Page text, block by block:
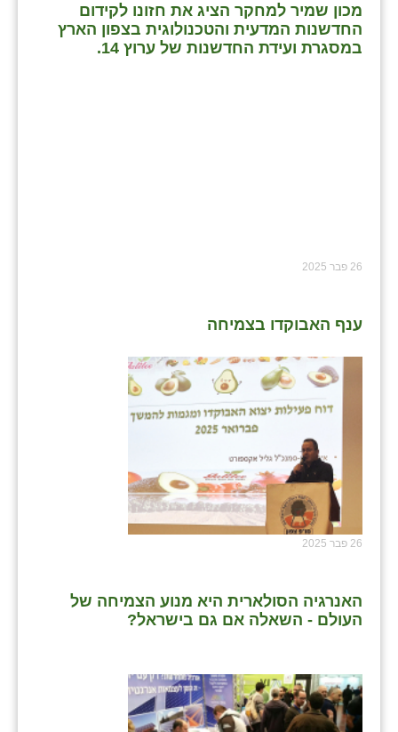
מכון שמיר למחקר הציג את חזונו לקידום
החדשנות המדעית והטכנולוגית בצפון הארץ
במסגרת ועידת החדשנות של ערוץ 14.
26 פבר 2025
ענף האבוקדו בצמיחה
26 פבר 2025
האנרגיה הסולארית היא מנוע הצמיחה של
העולם - השאלה אם גם בישראל?